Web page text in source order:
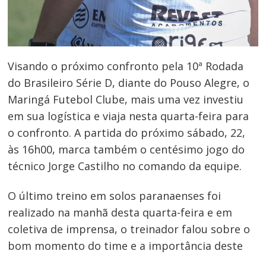
Visando o próximo confronto pela 10ª Rodada
do Brasileiro Série D, diante do Pouso Alegre, o
Maringá Futebol Clube, mais uma vez investiu
em sua logística e viaja nesta quarta-feira para
o confronto. A partida do próximo sábado, 22,
às 16h00, marca também o centésimo jogo do
técnico Jorge Castilho no comando da equipe.
O último treino em solos paranaenses foi
realizado na manhã desta quarta-feira e em
coletiva de imprensa, o treinador falou sobre o
bom momento do time e a importância deste